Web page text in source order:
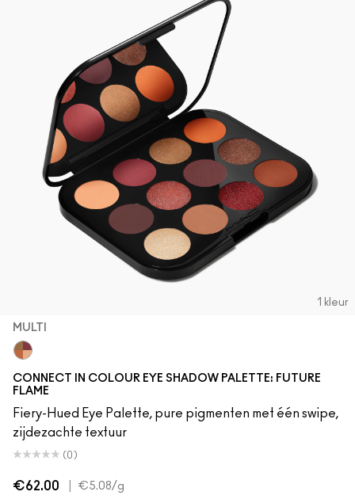
1 kleur
MULTI
CONNECT IN COLOUR EYE SHADOW PALETTE: FUTURE
FLAME
Fiery-Hued Eye Palette, pure pigmenten met één swipe,
zijdezachte textuur
(0)
€62.00 €5.08/g